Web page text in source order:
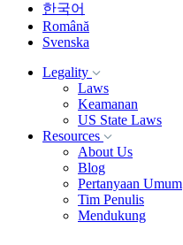
한국어
Română
Svenska
Legality
Laws
Keamanan
US State Laws
Resources
About Us
Blog
Pertanyaan Umum
Tim Penulis
Mendukung